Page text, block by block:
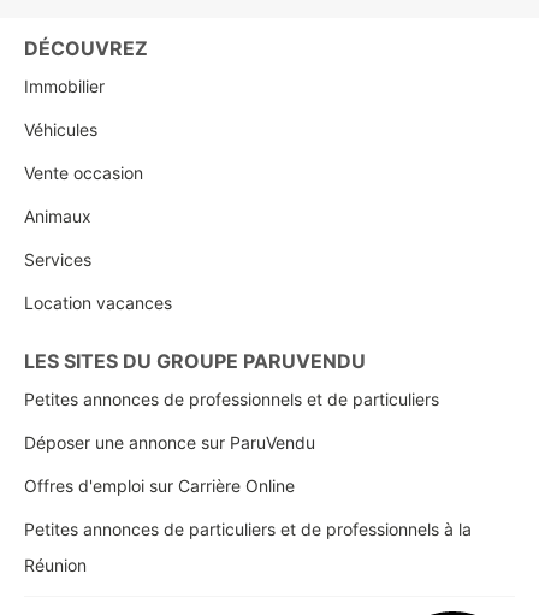
DÉCOUVREZ
Immobilier
Véhicules
Vente occasion
Animaux
Services
Location vacances
LES SITES DU GROUPE PARUVENDU
Petites annonces de professionnels et de particuliers
Déposer une annonce sur ParuVendu
Offres d'emploi sur Carrière Online
Petites annonces de particuliers et de professionnels à la
Réunion